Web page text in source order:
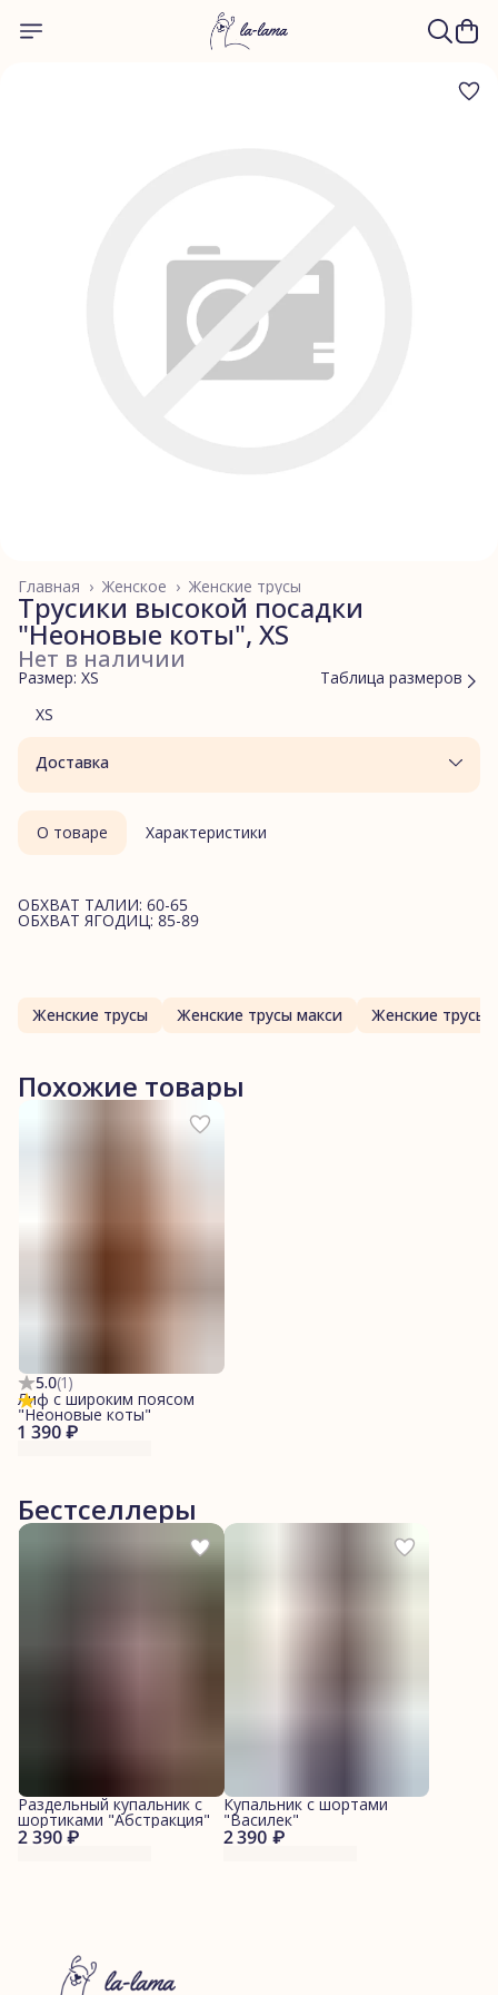
Женские трусы
Женское ›
Главная ›
Трусики высокой посадки
"Неоновые коты", XS
Нет в наличии
Размер: XS
Таблица размеров
XS
Доставка
О товаре Характеристики
ОБХВАТ ТАЛИИ: 60-65
ОБХВАТ ЯГОДИЦ: 85-89
Женские трусы Женские трусы макси Женские трусы
Похожие товары
5.0(1)
1 390 ₽
Лиф с широким поясом
"Неоновые коты"
Бестселлеры
2 390 ₽
Раздельный купальник с
шортиками "Абстракция"
2 390 ₽
Купальник с шортами
"Василек"